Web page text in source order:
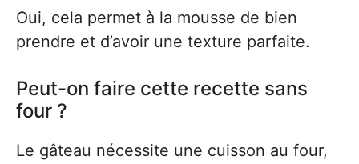
Oui, cela permet à la mousse de bien
prendre et d’avoir une texture parfaite.
Peut-on faire cette recette sans
four ?
Le gâteau nécessite une cuisson au four,